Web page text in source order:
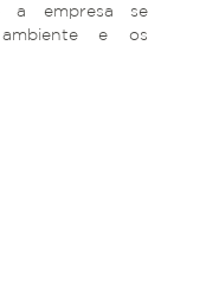
a empresa se
e os